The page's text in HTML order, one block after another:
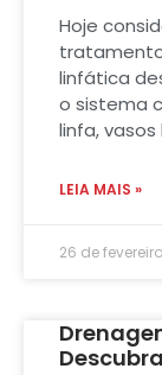
Hoje
linfática
o sistema
linfa,
LEIA MAIS »
26 de